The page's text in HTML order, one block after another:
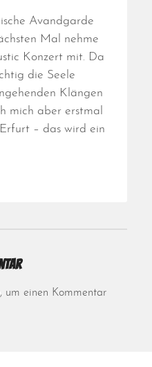
Avandgarde
Mal nehme
Konzert mit. Da
die Seele
Klängen
mich aber erstmal
– das wird ein
um einen Kommentar